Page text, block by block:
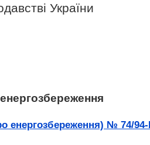
України
енергозбереження) № 74/